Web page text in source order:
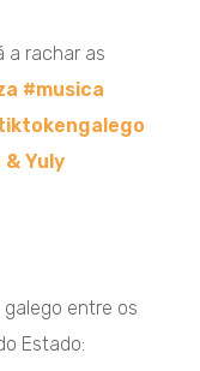
a rachar as
#musica
Yuly
entre os
Estado: